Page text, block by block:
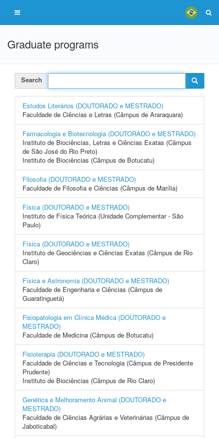
Graduate programs
Search
Estudos Literários (DOUTORADO e MESTRADO)
Faculdade de Ciências e Letras (Câmpus de Araraquara)
Farmacologia e Biotecnologia (DOUTORADO e MESTRADO)
Instituto de Biociências, Letras e Ciências Exatas (Câmpus
de São José do Rio Preto)
Instituto de Biociências (Câmpus de Botucatu)
Filosofia (DOUTORADO e MESTRADO)
Faculdade de Filosofia e Ciências (Câmpus de Marília)
Física (DOUTORADO e MESTRADO)
Instituto de Física Teórica (Unidade Complementar - São
Paulo)
Física (DOUTORADO e MESTRADO)
Instituto de Geociências e Ciências Exatas (Câmpus de Rio
Claro)
Física e Astronomia (DOUTORADO e MESTRADO)
Faculdade de Engenharia e Ciências (Câmpus de
Guaratinguetá)
Fisiopatologia em Clínica Médica (DOUTORADO e
MESTRADO)
Faculdade de Medicina (Câmpus de Botucatu)
Fisioterapia (DOUTORADO e MESTRADO)
Faculdade de Ciências e Tecnologia (Câmpus de Presidente
Prudente)
Instituto de Biociências (Câmpus de Rio Claro)
Genética e Melhoramento Animal (DOUTORADO e
MESTRADO)
Faculdade de Ciências Agrárias e Veterinárias (Câmpus de
Jaboticabal)